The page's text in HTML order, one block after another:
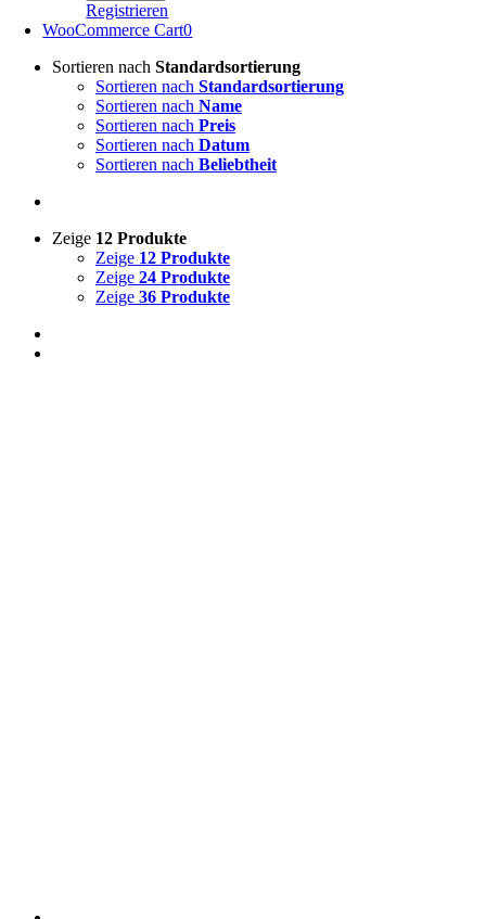
Registrieren
WooCommerce Cart0
Sortieren nach Standardsortierung
Sortieren nach Standardsortierung
Sortieren nach Name
Sortieren nach Preis
Sortieren nach Datum
Sortieren nach Beliebtheit
Zeige 12 Produkte
Zeige 12 Produkte
Zeige 24 Produkte
Zeige 36 Produkte